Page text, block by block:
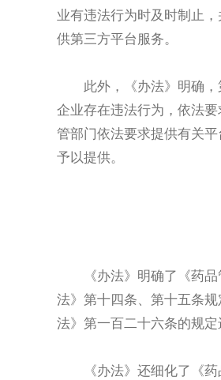
业有违法行为时及时制止
供第三方平台服务。
此外，《办法》明确
企业存在违法行为，依法
管部门依法要求提供有关
予以提供。
《办法》明确了《药
法》第十四条、第十五条
法》第一百二十六条的规定
《办法》还细化了《